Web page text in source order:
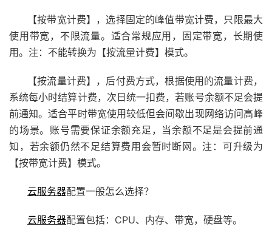
【按带宽计费】，选择固定的峰值带宽计费，只限最大
使用带宽，不限流量。适合常规应用，固定带宽，长期使
用。注：不能转换为【按流量计费】模式。
【按流量计费】，后付费方式，根据使用的流量计费，
系统每小时结算计费，次日统一扣费，若账号余额不足会提
前通知。适合平时带宽使用较低但会间歇出现网络访问高峰
的场景。账号需要保证余额充足，当余额不足是会提前通
知，若余额仍然不足结算费用会暂时断网。注：可升级为
【按带宽计费】模式。
云服务器配置一般怎么选择？
云服务器配置包括：CPU、内存、带宽，硬盘等。